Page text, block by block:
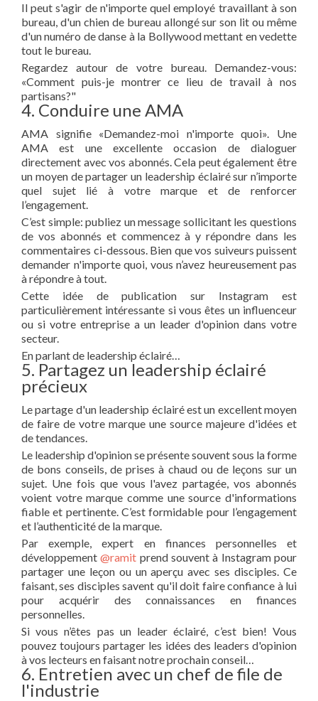
Il peut s'agir de n'importe quel employé travaillant à son
bureau, d'un chien de bureau allongé sur son lit ou même
d'un numéro de danse à la Bollywood mettant en vedette
tout le bureau.
Regardez autour de votre bureau. Demandez-vous:
«Comment puis-je montrer ce lieu de travail à nos
partisans?"
4. Conduire une AMA
AMA signifie «Demandez-moi n'importe quoi». Une
AMA est une excellente occasion de dialoguer
directement avec vos abonnés. Cela peut également être
un moyen de partager un leadership éclairé sur n’importe
quel sujet lié à votre marque et de renforcer
l’engagement.
C’est simple: publiez un message sollicitant les questions
de vos abonnés et commencez à y répondre dans les
commentaires ci-dessous. Bien que vos suiveurs puissent
demander n'importe quoi, vous n’avez heureusement pas
à répondre à tout.
Cette idée de publication sur Instagram est
particulièrement intéressante si vous êtes un influenceur
ou si votre entreprise a un leader d'opinion dans votre
secteur.
En parlant de leadership éclairé…
5. Partagez un leadership éclairé
précieux
Le partage d'un leadership éclairé est un excellent moyen
de faire de votre marque une source majeure d'idées et
de tendances.
Le leadership d'opinion se présente souvent sous la forme
de bons conseils, de prises à chaud ou de leçons sur un
sujet. Une fois que vous l'avez partagée, vos abonnés
voient votre marque comme une source d'informations
fiable et pertinente. C’est formidable pour l’engagement
et l’authenticité de la marque.
Par exemple, expert en finances personnelles et
développement@ramit prend souvent à Instagram pour
partager une leçon ou un aperçu avec ses disciples. Ce
faisant, ses disciples savent qu'il doit faire confiance à lui
pour acquérir des connaissances en finances
personnelles.
Si vous n’êtes pas un leader éclairé, c’est bien! Vous
pouvez toujours partager les idées des leaders d'opinion
à vos lecteurs en faisant notre prochain conseil…
6. Entretien avec un chef de file de
l'industrie